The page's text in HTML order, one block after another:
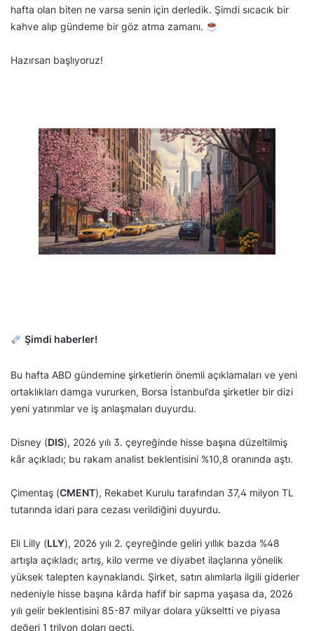
hafta olan biten ne varsa senin için derledik. Şimdi sıcacık bir
kahve alıp gündeme bir göz atma zamanı.
Hazırsan başlıyoruz!
Şimdi haberler!
Bu hafta ABD gündemine şirketlerin önemli açıklamaları ve yeni
ortaklıkları damga vururken, Borsa İstanbul’da şirketler bir dizi
yeni yatırımlar ve iş anlaşmaları duyurdu.
Disney (DIS), 2026 yılı 3. çeyreğinde hisse başına düzeltilmiş
kâr açıkladı; bu rakam analist beklentisini %10,8 oranında aştı.
Çimentaş (CMENT), Rekabet Kurulu tarafından 37,4 milyon TL
tutarında idari para cezası verildiğini duyurdu.
Eli Lilly (LLY), 2026 yılı 2. çeyreğinde geliri yıllık bazda %48
artışla açıkladı; artış, kilo verme ve diyabet ilaçlarına yönelik
yüksek talepten kaynaklandı. Şirket, satın alımlarla ilgili giderler
nedeniyle hisse başına kârda hafif bir sapma yaşasa da, 2026
yılı gelir beklentisini 85-87 milyar dolara yükseltti ve piyasa
değeri 1 trilyon doları geçti.